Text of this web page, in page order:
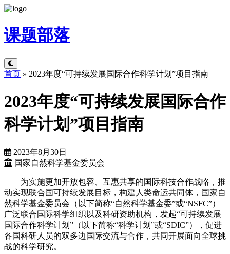
课题部落
首页 » 2023年度“可持续发展国际合作科学计划”项目指南
2023年度“可持续发展国际合作
科学计划”项目指南
2023年8月30日
国家自然科学基金委员会
为实施更加开放包容、互惠共享的国际科技合作战略，推
动实现联合国可持续发展目标，构建人类命运共同体，国家自
然科学基金委员会（以下简称“自然科学基金委”或“NSFC”）
广泛联合国际科学组织以及科研资助机构，发起“可持续发展
国际合作科学计划”（以下简称“科学计划”或“SDIC”），促进
各国科研人员的双多边国际交流与合作，共同开展面向全球挑
战的科学研究。